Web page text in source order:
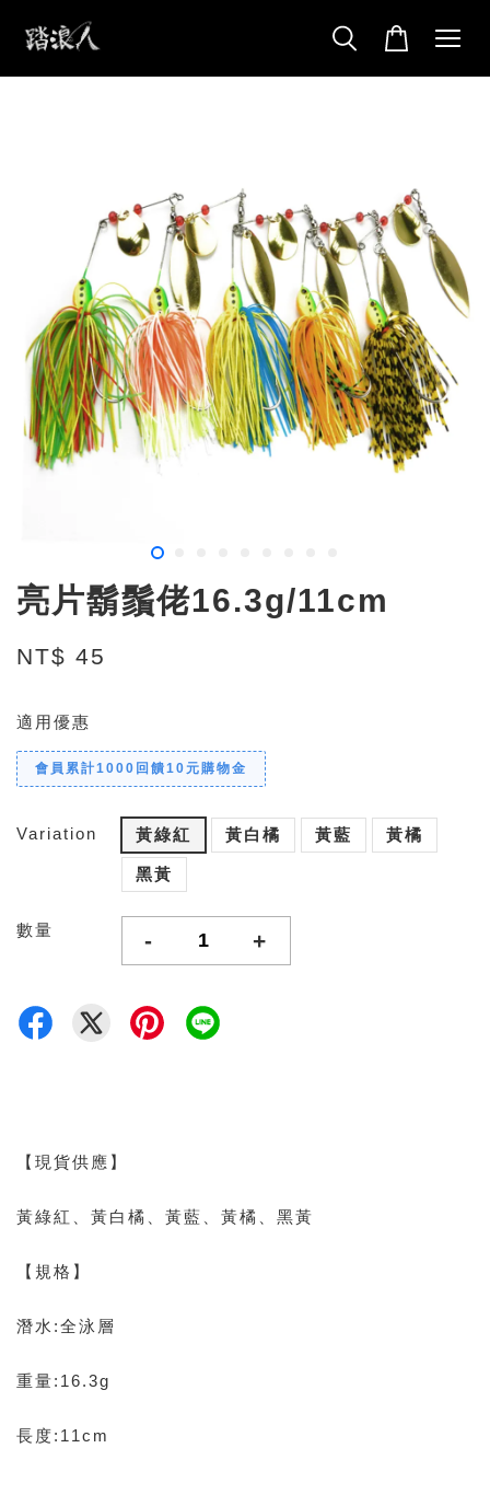
亮片鬍鬚佬16.3g/11cm
NT$ 45
適用優惠
會員累計1000回饋10元購物金
Variation 黃綠紅 黃白橘 黃藍 黃橘
黑黃
數量 - +
【現貨供應】
黃綠紅、黃白橘、黃藍、黃橘、黑黃
【規格】
潛水:全泳層
重量:16.3g
長度:11cm